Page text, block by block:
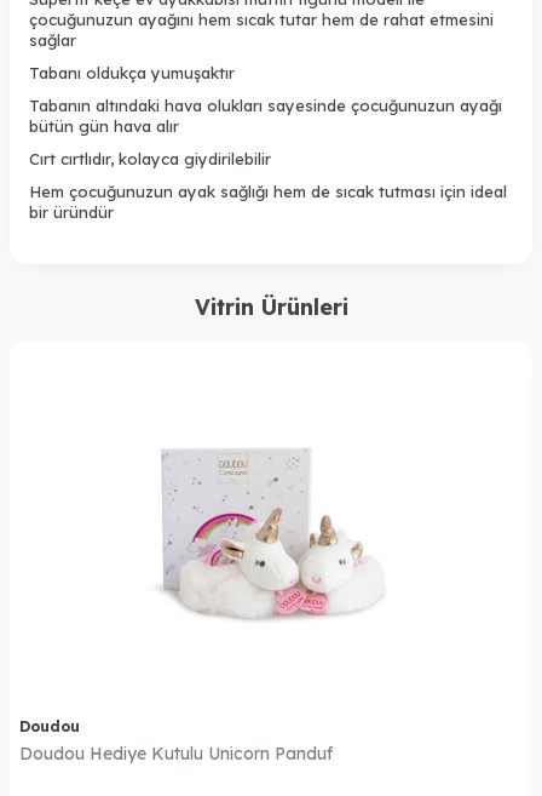
çocuğunuzun ayağını hem sıcak tutar hem de rahat etmesini
sağlar
Tabanı oldukça yumuşaktır
Tabanın altındaki hava olukları sayesinde çocuğunuzun ayağı
bütün gün hava alır
Cırt cırtlıdır, kolayca giydirilebilir
Hem çocuğunuzun ayak sağlığı hem de sıcak tutması için ideal
bir üründür
Vitrin Ürünleri
Doudou
Doudou Hediye Kutulu Unicorn Panduf